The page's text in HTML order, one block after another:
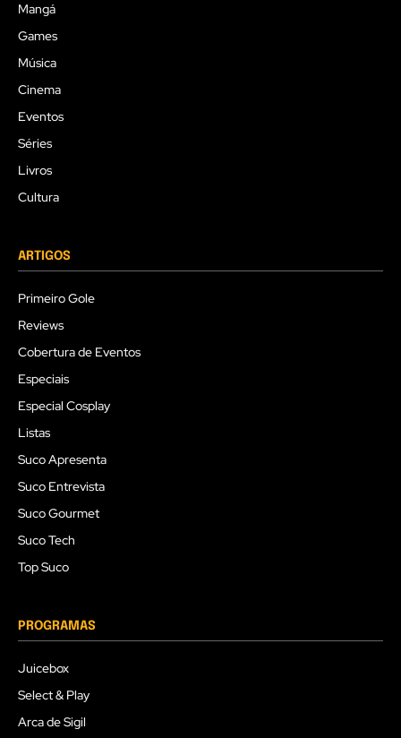
Mangá
Games
Música
Cinema
Eventos
Séries
Livros
Cultura
ARTIGOS
Primeiro Gole
Reviews
Cobertura de Eventos
Especiais
Especial Cosplay
Listas
Suco Apresenta
Suco Entrevista
Suco Gourmet
Suco Tech
Top Suco
PROGRAMAS
Juicebox
Select & Play
Arca de Sigil